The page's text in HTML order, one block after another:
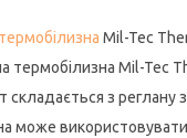
термобілизна Mil-Tec
термобілизна Mil-Tec
складається з реглану
може